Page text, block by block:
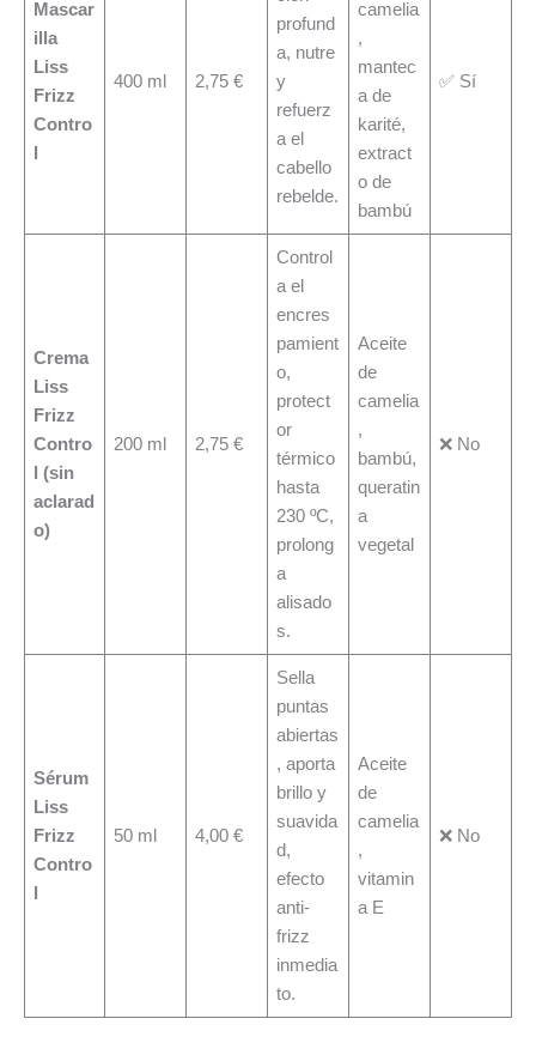
Mascar
illa
Liss
Frizz
Contro
400 ml 2,75 €
profund
a, nutre
y
refuerz
a el
cabello
rebelde.
camelia
,
mantec
a de
karité,
extract
o de
bambú
✅ Sí
Crema
Liss
Frizz
Contro
l (sin
aclarad
o)
200 ml 2,75 €
Control
a el
encres
pamient
o,
protect
or
térmico
hasta
230 ºC,
prolong
a
alisado
s.
Aceite
de
camelia
,
bambú,
queratin
a
vegetal
❌ No
Sérum
Liss
Frizz
Contro
50 ml 4,00 €
Sella
puntas
abiertas
, aporta
brillo y
suavida
d,
efecto
anti-
frizz
inmedia
to.
Aceite
de
camelia
,
vitamin
a E
❌ No